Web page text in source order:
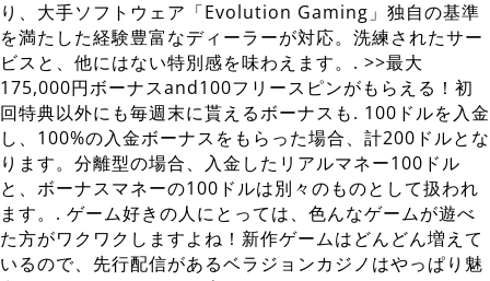
り、大手ソフトウェア「Evolution Gaming」独自の基準
を満たした経験豊富なディーラーが対応。洗練されたサー
ビスと、他にはない特別感を味わえます。. >>最大
175,000円ボーナスand100フリースピンがもらえる！初
回特典以外にも毎週末に貰えるボーナスも. 100ドルを入金
し、100%の入金ボーナスをもらった場合、計200ドルとな
ります。分離型の場合、入金したリアルマネー100ドル
と、ボーナスマネーの100ドルは別々のものとして扱われ
ます。. ゲーム好きの人にとっては、色んなゲームが遊べ
た方がワクワクしますよね！新作ゲームはどんどん増えて
いるので、先行配信があるベラジョンカジノはやっぱり魅